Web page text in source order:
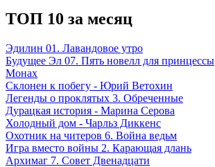
ТОП 10 за месяц
Эдилин 01. Лавандовое утро
Будущее Эл 07. Пять новелл для принцессы
Монах
Склонен к побегу - Юрий Ветохин
Легенды о проклятых 3. Обреченные
Дурацкая история - Марина Серова
Холодный дом - Чарльз Диккенс
Охотник на читеров 6. Война ведьм
Игра вместо войны 2. Карающая длань
Архимаг 7. Совет Двенадцати